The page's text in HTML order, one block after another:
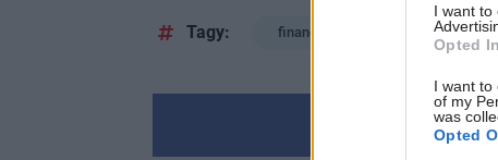
I want to
Opted In
I want to
of my
was
Opted
Tagy: financovanie bývania